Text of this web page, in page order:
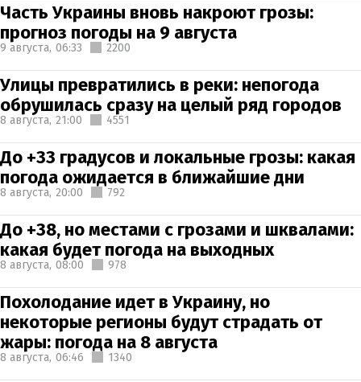
Часть Украины вновь накроют грозы:
прогноз погоды на 9 августа
9 августа, 06:33 2200
Улицы превратились в реки: непогода
обрушилась сразу на целый ряд городов
8 августа, 21:00 4551
До +33 градусов и локальные грозы: какая
погода ожидается в ближайшие дни
8 августа, 20:00 792
До +38, но местами с грозами и шквалами:
какая будет погода на выходных
8 августа, 08:00 978
Похолодание идет в Украину, но
некоторые регионы будут страдать от
жары: погода на 8 августа
8 августа, 06:46 1340